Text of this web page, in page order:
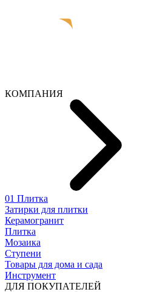
КОМПАНИЯ
01 Плитка
Затирки для плитки
Керамогранит
Плитка
Мозаика
Ступени
Товары для дома и сада
Инструмент
ДЛЯ ПОКУПАТЕЛЕЙ